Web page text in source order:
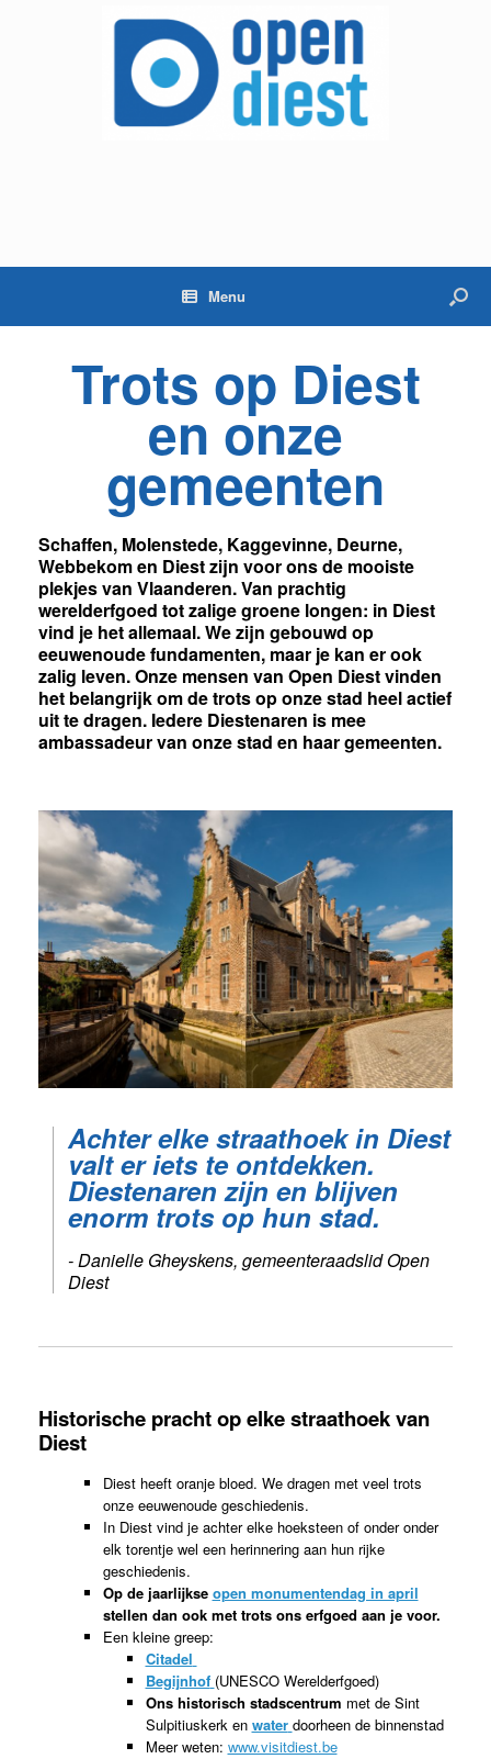
Menu
Trots op Diest
en onze
gemeenten
Schaffen, Molenstede, Kaggevinne, Deurne,
Webbekom en Diest zijn voor ons de mooiste
plekjes van Vlaanderen.Van prachtig
werelderfgoed tot zalige groene longen: in Diest
vind je het allemaal. We zijn gebouwd op
eeuwenoude fundamenten, maar je kan er ook
zalig leven.Onze mensen van Open Diest vinden
het belangrijk om de trots op onze stad heel actief
uit te dragen. Iedere Diestenaren is mee
ambassadeur van onze stad en haar gemeenten.
Achter elke straathoek in Diest
valt er iets te ontdekken.
Diestenaren zijn en blijven
enorm trots op hun stad.
- Danielle Gheyskens, gemeenteraadslid Open
Diest
Historische pracht op elke straathoek van
Diest
Diest heeft oranje bloed. We dragen met veel trots
onze eeuwenoude geschiedenis.
In Diest vind je achter elke hoeksteen of onder onder
elk torentje wel een herinnering aan hun rijke
geschiedenis.
Op de jaarlijkse open monumentendag in april
stellen dan ook met trots ons erfgoed aan je voor.
Een kleine greep:
Citadel
Begijnhof (UNESCO Werelderfgoed)
Ons historisch stadscentrum met de Sint
Sulpitiuskerk en water doorheen de binnenstad
Meer weten: www.visitdiest.be